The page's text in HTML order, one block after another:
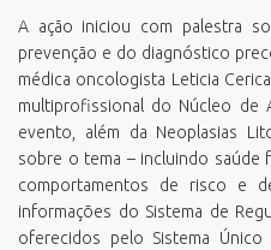
A ação iniciou com palestra
prevenção e do diagnóstico
médica oncologista Leticia
multiprofissional do Núcleo de
evento, além da Neoplasias
sobre o tema – incluindo saúde
comportamentos de risco e
informações do Sistema de
oferecidos pelo Sistema Único